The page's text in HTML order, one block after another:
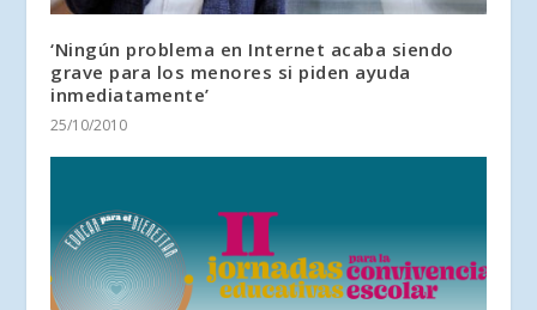
‘Ningún problema en Internet acaba siendo
grave para los menores si piden ayuda
inmediatamente’
25/10/2010